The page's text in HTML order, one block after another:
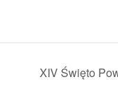
XIV Święto